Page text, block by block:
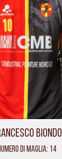
Biondo
di maglia: 14